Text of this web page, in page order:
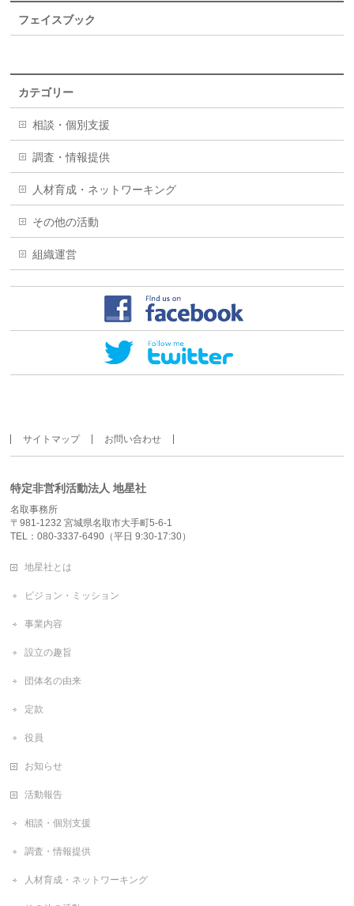
フェイスブック
カテゴリー
相談・個別支援
調査・情報提供
人材育成・ネットワーキング
その他の活動
組織運営
サイトマップ お問い合わせ
特定非営利活動法人 地星社
名取事務所
〒981-1232 宮城県名取市大手町5-6-1
TEL：080-3337-6490（平日 9:30-17:30）
地星社とは
ビジョン・ミッション
事業内容
設立の趣旨
団体名の由来
定款
役員
お知らせ
活動報告
相談・個別支援
調査・情報提供
人材育成・ネットワーキング